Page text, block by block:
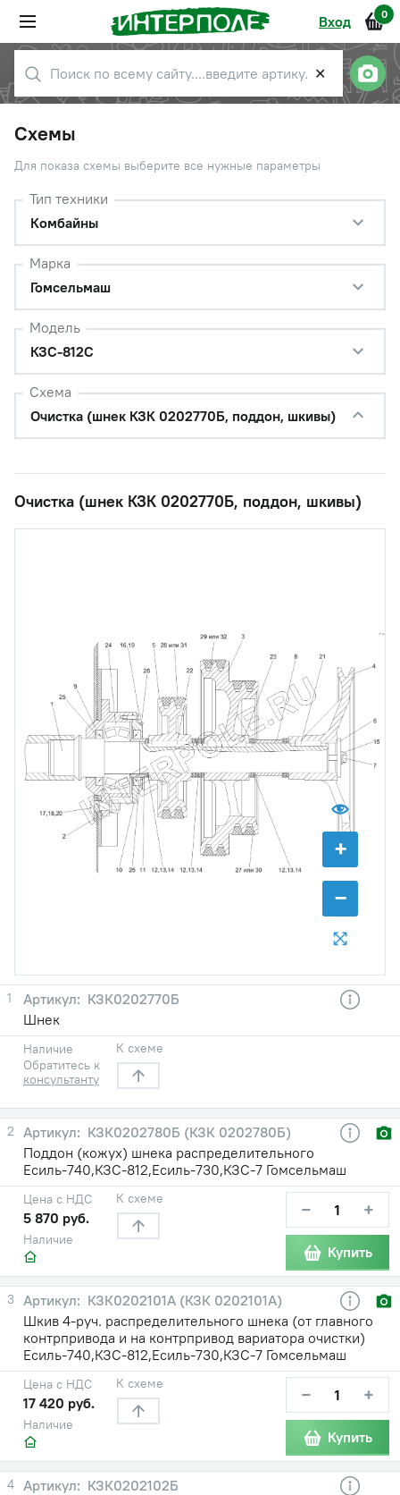
Вход 0
✕
Схемы
Для показа схемы выберите все нужные параметры
Тип техники
Комбайны
Марка
Гомсельмаш
Модель
КЗС-812С
Схема
Очистка (шнек КЗК 0202770Б, поддон, шкивы)
Очистка (шнек КЗК 0202770Б, поддон, шкивы)
+
−
1
КЗК0202770Б
Шнек
Наличие
Обратитесь к
консультанту
К схеме
2
КЗК0202780Б (КЗК 0202780Б)
Поддон (кожух) шнека распределительного
Есиль-740,КЗС-812,Есиль-730,КЗС-7 Гомсельмаш
Наличие
Цена с НДС
5 870 руб.
К схеме − +
Купить
3
КЗК0202101А (КЗК 0202101А)
Шкив 4-руч. распределительного шнека (от главного
контрпривода и на контрпривод вариатора очистки)
Есиль-740,КЗС-812,Есиль-730,КЗС-7 Гомсельмаш
Наличие
Цена с НДС
17 420 руб.
К схеме − +
Купить
4
КЗК0202102Б